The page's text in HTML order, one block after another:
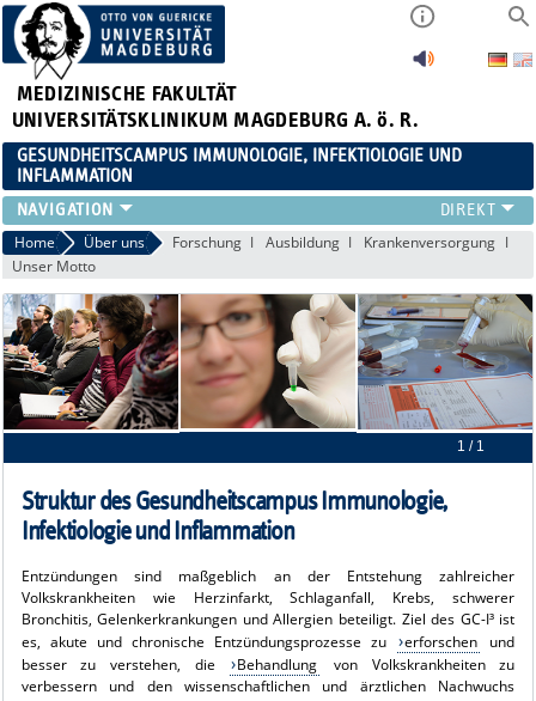
MEDIZINISCHE FAKULTÄT
UNIVERSITÄTSKLINIKUM MAGDEBURG A. ö. R.
GESUNDHEITSCAMPUS IMMUNOLOGIE, INFEKTIOLOGIE UND
INFLAMMATION
ÜBER UNS
MITGLIEDER
PAPER D. JAHRES
AKTUELLES
YOUNG ACADEMY
VERANSTALTUNGEN
LINKS
Home Über uns Forschung Ausbildung
Krankenversorgung
Unser Motto
1 / 1
Struktur des Gesundheitscampus Immunologie,
Infektiologie und Inflammation
Entzündungen sind maßgeblich an der Entstehung zahlreicher
Volkskrankheiten wie Herzinfarkt, Schlaganfall, Krebs, schwerer
Bronchitis, Gelenkerkrankungen und Allergien beteiligt. Ziel des GC-I³ ist
es, akute und chronische Entzündungsprozesse zu
erforschen
und
besser zu verstehen, die
Behandlung
von Volkskrankheiten zu
verbessern und den wissenschaftlichen und ärztlichen Nachwuchs